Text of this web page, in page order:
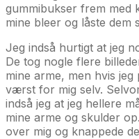
gummibukser frem med
mine bleer og låste dem
Jeg indså hurtigt at jeg
De tog nogle flere
mine arme, men hvis
værst for mig selv.
indså jeg at jeg hellere
mine arme og skulder
over mig og knappede